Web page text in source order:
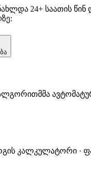
24+ საათის
ალგორითმმა
კალკულატორი ·